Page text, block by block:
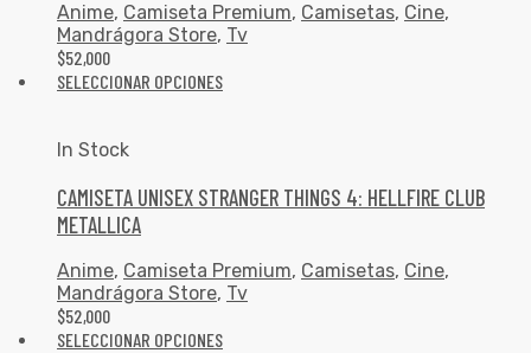
Anime, Camiseta Premium, Camisetas, Cine,
Mandrágora Store, Tv
$52,000
SELECCIONAR OPCIONES
In Stock
CAMISETA UNISEX STRANGER THINGS 4: HELLFIRE CLUB
METALLICA
Anime, Camiseta Premium, Camisetas, Cine,
Mandrágora Store, Tv
$52,000
SELECCIONAR OPCIONES